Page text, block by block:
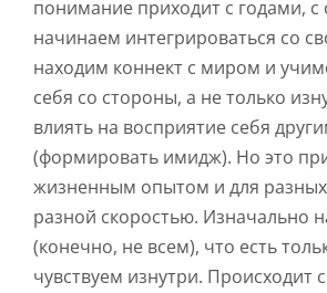
понимание приходит с годами,
начинаем интегрироваться со
находим коннект с миром и
себя со стороны, а не только
влиять на восприятие себя
(формировать имидж). Но это
жизненным опытом и для
разной скоростью. Изначально
(конечно, не всем), что есть
чувствуем изнутри. Происходит